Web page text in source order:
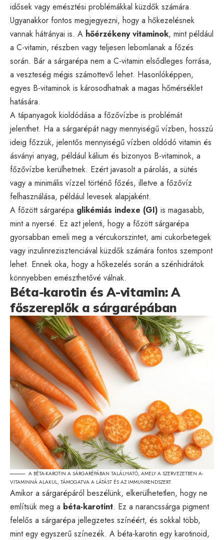
idősek vagy emésztési problémákkal küzdők számára.
Ugyanakkor fontos megjegyezni, hogy a hőkezelésnek
vannak hátrányai is. A hőérzékeny vitaminok, mint például
a C-vitamin, részben vagy teljesen lebomlanak a főzés
során. Bár a sárgarépa nem a C-vitamin elsődleges forrása,
a veszteség mégis számottevő lehet. Hasonlóképpen,
egyes B-vitaminok is károsodhatnak a magas hőmérséklet
hatására.
A tápanyagok kioldódása a főzővízbe is problémát
jelenthet. Ha a sárgarépát nagy mennyiségű vízben, hosszú
ideig főzzük, jelentős mennyiségű vízben oldódó vitamin és
ásványi anyag, például kálium és bizonyos B-vitaminok, a
főzővízbe kerülhetnek. Ezért javasolt a párolás, a sütés
vagy a minimális vízzel történő főzés, illetve a főzővíz
felhasználása, például levesek alapjaként.
A főzött sárgarépa glikémiás indexe (GI) is magasabb,
mint a nyersé. Ez azt jelenti, hogy a főzött sárgarépa
gyorsabban emeli meg a vércukorszintet, ami cukorbetegek
vagy inzulinrezisztenciával küzdők számára fontos szempont
lehet. Ennek oka, hogy a hőkezelés során a szénhidrátok
könnyebben emészthetővé válnak.
Béta-karotin és A-vitamin: A
főszereplők a sárgarépában
A BÉTA-KAROTIN A SÁRGARÉPÁBAN TALÁLHATÓ, AMELY A SZERVEZETBEN A-
VITAMINNÁ ALAKUL, TÁMOGATVA A LÁTÁST ÉS AZ IMMUNRENDSZERT.
Amikor a sárgarépáról beszélünk, elkerülhetetlen, hogy ne
említsük meg a béta-karotint. Ez a narancssárga pigment
felelős a sárgarépa jellegzetes színéért, és sokkal több,
mint egy egyszerű színezék. A béta-karotin egy karotinoid,